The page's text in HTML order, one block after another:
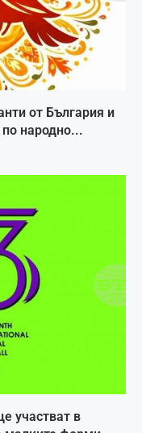
от България и
народно...
участват в